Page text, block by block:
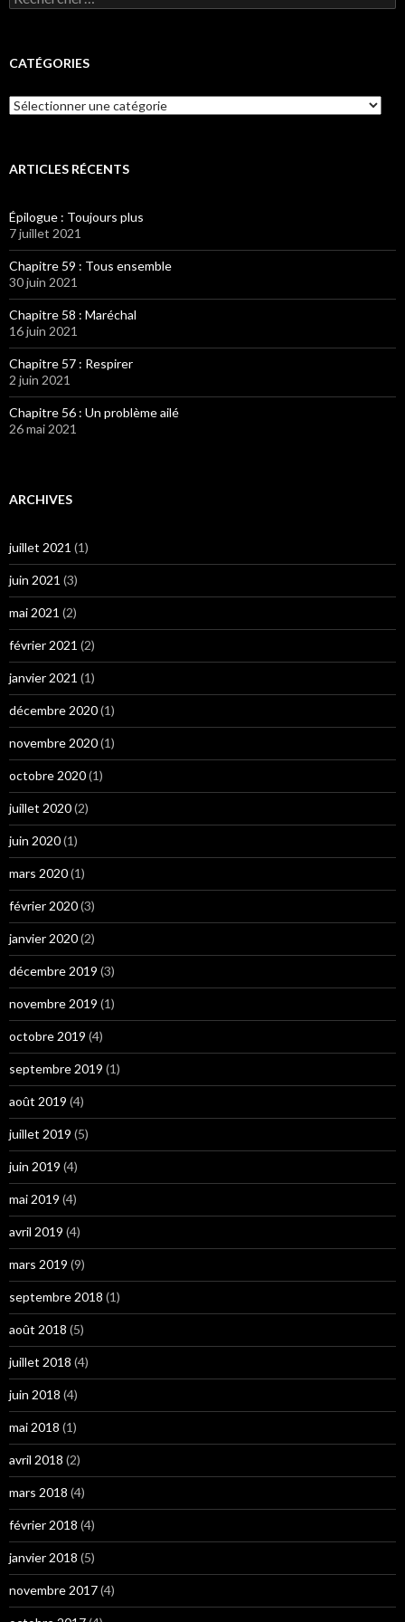
CATÉGORIES
Catégories
ARTICLES RÉCENTS
Épilogue : Toujours plus
7 juillet 2021
Chapitre 59 : Tous ensemble
30 juin 2021
Chapitre 58 : Maréchal
16 juin 2021
Chapitre 57 : Respirer
2 juin 2021
Chapitre 56 : Un problème ailé
26 mai 2021
ARCHIVES
juillet 2021 (1)
juin 2021 (3)
mai 2021 (2)
février 2021 (2)
janvier 2021 (1)
décembre 2020(1)
novembre 2020(1)
octobre 2020(1)
juillet 2020(2)
juin 2020(1)
mars 2020(1)
février 2020(3)
janvier 2020(2)
décembre 2019 (3)
novembre 2019 (1)
octobre 2019 (4)
septembre 2019 (1)
août 2019 (4)
juillet 2019 (5)
juin 2019 (4)
mai 2019 (4)
avril 2019 (4)
mars 2019 (9)
septembre 2018 (1)
août 2018 (5)
juillet 2018 (4)
juin 2018 (4)
mai 2018 (1)
avril 2018 (2)
mars 2018 (4)
février 2018 (4)
janvier 2018 (5)
novembre 2017(4)